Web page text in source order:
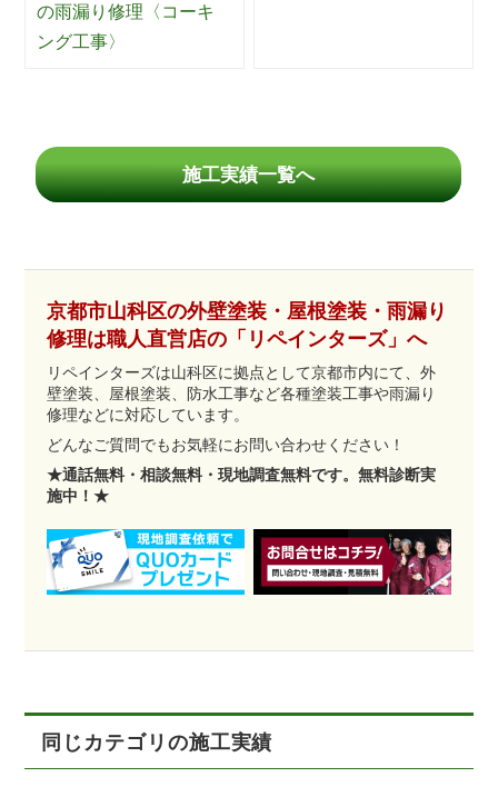
の雨漏り修理〈コーキ
ング工事〉
施工実績一覧へ
京都市山科区の外壁塗装・屋根塗装・雨漏り
修理は職人直営店の「リペインターズ」へ
リペインターズは山科区に拠点として京都市内にて、外
壁塗装、屋根塗装、防水工事など各種塗装工事や雨漏り
修理などに対応しています。
どんなご質問でもお気軽にお問い合わせください！
★通話無料・相談無料・現地調査無料です。無料診断実
施中！★
同じカテゴリの施工実績